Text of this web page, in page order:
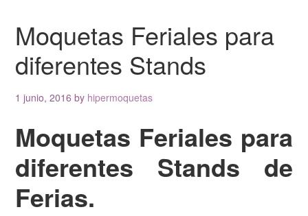
Moquetas Feriales para
diferentes Stands
1 junio, 2016 by hipermoquetas
Moquetas Feriales para
diferentes Stands de
Ferias.